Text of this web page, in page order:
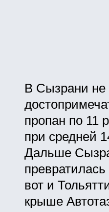
В Сызрани не
пропан по 11
при средней
Дальше
вот и
крыше